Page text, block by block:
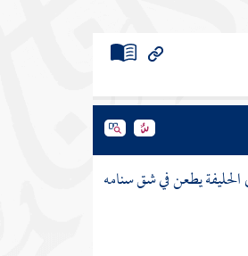
يطعن في شق سنامه